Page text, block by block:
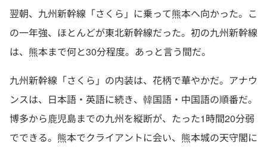
翌朝、九州新幹線「さくら」に乗って熊本へ向かった。こ
の一年強、ほとんどが東北新幹線だった。初の九州新幹線
は、熊本まで何と30分程度。あっと言う間だ。
九州新幹線「さくら」の内装は、花柄で華やかだ。アナウ
ンスは、日本語・英語に続き、韓国語・中国語の順番だ。
博多から鹿児島までの九州を縦断が、たった1時間20分弱
でできる。熊本でクライアントに会い、熊本城の天守閣に